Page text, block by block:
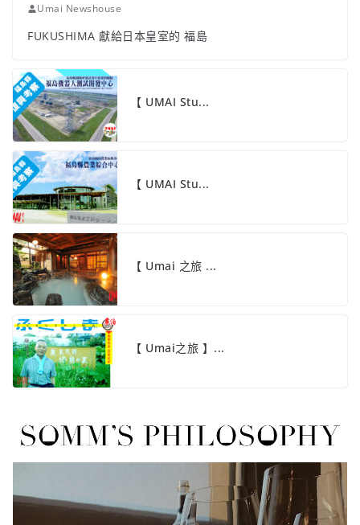
Umai Newshouse
FUKUSHIMA 獻給日本皇室的 福島
【 UMAI Stu...
【 UMAI Stu...
【 Umai 之旅 ...
【 Umai之旅 】...